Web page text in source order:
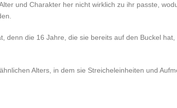
und Charakter her nicht wirklich zu ihr passte,
die 16 Jahre, die sie bereits auf den Buckel
Alters, in dem sie Streicheleinheiten und